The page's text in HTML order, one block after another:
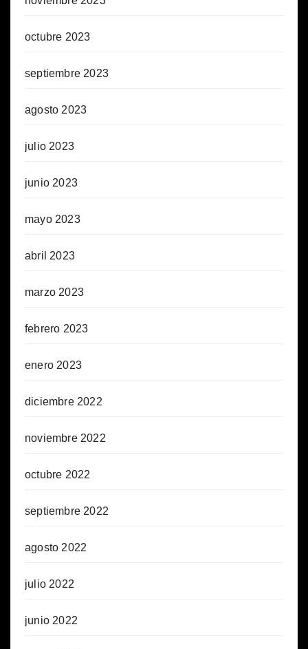
octubre 2023
septiembre 2023
agosto 2023
julio 2023
junio 2023
mayo 2023
abril 2023
marzo 2023
febrero 2023
enero 2023
diciembre 2022
noviembre 2022
octubre 2022
septiembre 2022
agosto 2022
julio 2022
junio 2022